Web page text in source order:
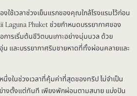
ใช้เวลาช่วงเย็นแรกของคุณใกล้โรงแรมไว้ก่อน
Phuket ช่วยกำหนดบรรยากาศของ
การเริ่มต้นชีวิตบนเกาะอย่างนุ่มนวล ด้วย
น และบรรยากาศริมชายหาดที่ทั้งผ่อนคลายและ
งในช่วงเวลาที่คุ้มค่าที่สุดของทริป ไม่จำเป็น
ย่างตั้งแต่ทันที เพียงพักผ่อนตามสบาย แบ่งปัน